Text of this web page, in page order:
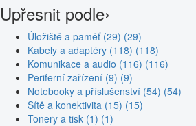
Upřesnit podle›
Úložiště a paměť (29) (29)
Kabely a adaptéry (118) (118)
Komunikace a audio (116) (116)
Periferní zařízení (9) (9)
Notebooky a příslušenství (54) (54)
Sítě a konektivita (15) (15)
Tonery a tisk (1) (1)